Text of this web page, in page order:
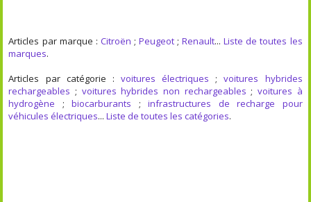
Articles par marque : Citroën ; Peugeot ;Renault...Liste de toutes les
marques.
Articles par catégorie : voitures électriques ;voitures hybrides
rechargeables ; voitures hybrides non rechargeables ; voitures à
hydrogène ;biocarburants ;infrastructures de recharge pour
véhicules électriques...Liste de toutes les catégories.